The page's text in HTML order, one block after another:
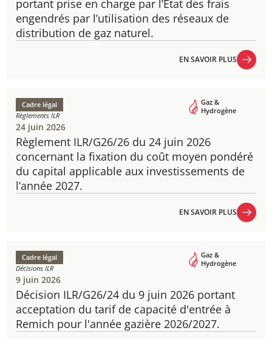
portant prise en charge par l’État des frais
engendrés par l’utilisation des réseaux de
distribution de gaz naturel.
EN SAVOIR PLUS
Règlement ILR/G26/26 du 24 juin 2026
concernant la fixation du coût moyen pondéré
du capital applicable aux investissements de
l’année 2027.
Cadre légal
Règlements ILR
Gaz &
Hydrogène
24 juin 2026
EN SAVOIR PLUS
Décision ILR/G26/24 du 9 juin 2026 portant
acceptation du tarif de capacité d'entrée à
Remich pour l'année gazière 2026/2027.
Cadre légal
Décisions ILR
Gaz &
Hydrogène
9 juin 2026